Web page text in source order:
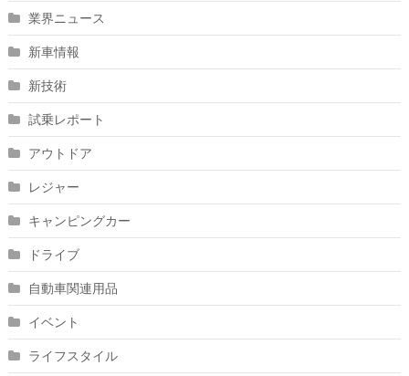
業界ニュース
新車情報
新技術
試乗レポート
アウトドア
レジャー
キャンピングカー
ドライブ
自動車関連用品
イベント
ライフスタイル